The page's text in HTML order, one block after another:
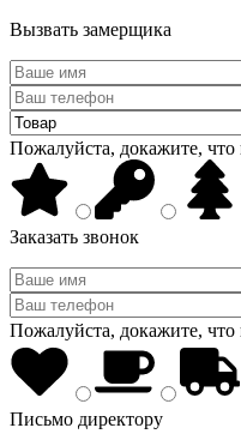
Вызвать замерщика
Пожалуйста, докажите,
Заказать звонок
Пожалуйста, докажите,
Письмо директору